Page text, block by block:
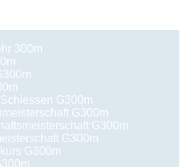
300m
G300m
G300m
G300m
G300m
G300m